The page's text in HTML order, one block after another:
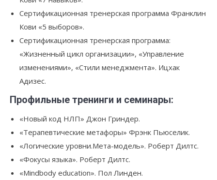
Сертификационная тренерская программа Франклин
Кови «5 выборов».
Сертификационная тренерская программа:
«Жизненный цикл организации», «Управление
изменениями», «Стили менеджмента». Ицхак
Адизес.
Профильные тренинги и семинары:
«Новый код НЛП» Джон Гриндер.
«Терапевтические метафоры» Фрэнк Пьюселик.
«Логические уровни.Мета-модель». Роберт Дилтс.
«Фокусы языка». Роберт Дилтс.
«Mindbody education». Пол Линден.